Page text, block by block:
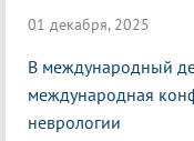
01 декабря, 2025
В международный
международная
неврологии